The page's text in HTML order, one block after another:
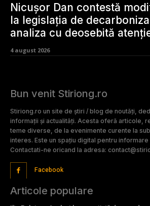
Nicușor Dan contestă
la legislația de
analiza cu deosebită
4 august 2026
Bun venit Stiriong.ro
Stiriong.ro un site de știri / blog de noutăți,
informații și actualități. Acesta oferă articole,
teme diverse, de la evenimente curente la
interes. Este un spațiu digital pentru informare
Contactati-ne oricand la adresa:
Facebook
Articole populare